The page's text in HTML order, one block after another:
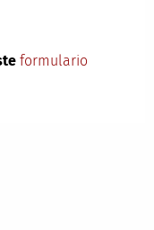
formulario